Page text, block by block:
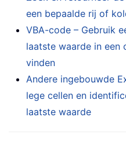
een bepaalde rij of
VBA-code – Gebruik
laatste waarde in
vinden
Andere ingebouwde
lege cellen en
laatste waarde